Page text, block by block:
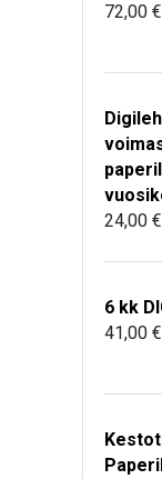
72,00 €
24,00 €
6 kk
41,00 €